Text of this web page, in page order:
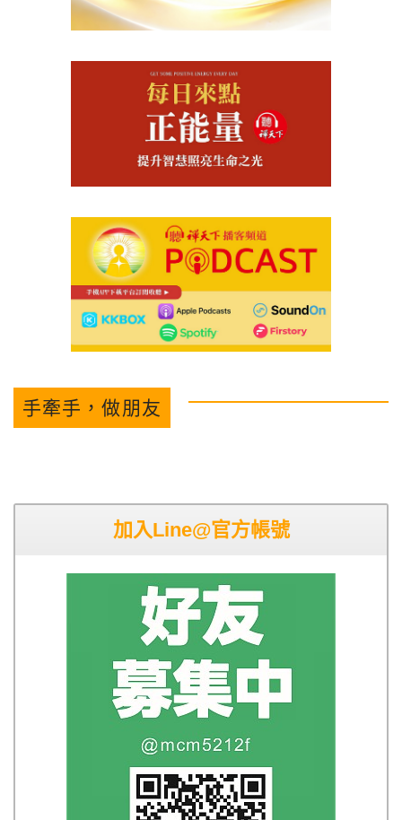
手牽手，做朋友
加入Line@官方帳號